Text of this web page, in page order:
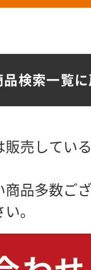
品検索一覧
販売してい
商品多数ご
。